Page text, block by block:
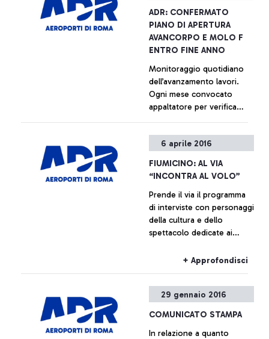
delle tante difficoltà e dei
nodi irrisolti accumulati per
anni e l'avvio dell'ambizioso
programma di investimenti
finalmente allineare
l'aeroporto di Fiumicino ai
migliori standard europei e
mondiali.
ADR: CONFERMATO
PIANO DI APERTURA
AVANCORPO E MOLO F
ENTRO FINE ANNO
Monitoraggio quotidiano
dell’avanzamento lavori.
Ogni mese convocato
appaltatore per verifica
+ Approfondisci
6 aprile 2016
FIUMICINO: AL VIA
“INCONTRA AL VOLO”
Prende il via il programma
di interviste con personaggi
della cultura e dello
spettacolo dedicate ai
aeroporto italiano. Ad
+ Approfondisci
29 gennaio 2016
COMUNICATO STAMPA
In relazione a quanto